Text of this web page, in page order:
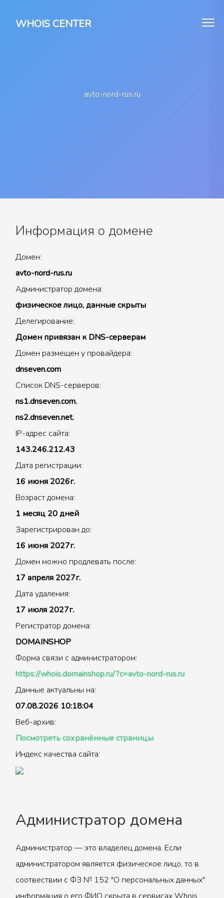
WHOIS CENTER
avto-nord-rus.ru
Информация о домене
Домен:
avto-nord-rus.ru
Администратор домена:
физическое лицо, данные скрыты
Делегирование:
Домен привязан к DNS-серверам
Домен размещен у провайдера:
dnseven.com
Список DNS-серверов:
ns1.dnseven.com.
ns2.dnseven.net.
IP-адрес сайта:
143.246.212.43
Дата регистрации:
16 июня 2026г.
Возраст домена:
1 месяц 20 дней
Зарегистрирован до:
16 июня 2027г.
Домен можно продлевать после:
17 апреля 2027г.
Дата удаления:
17 июля 2027г.
Регистратор домена:
DOMAINSHOP
Форма связи с администратором:
https://whois.domainshop.ru/?c=avto-nord-rus.ru
Данные актуальны на:
07.08.2026 10:18:04
Веб-архив:
Посмотреть сохранённые страницы
Индекс качества сайта:
Администратор домена
Администратор — это владелец домена. Если
администратором является физическое лицо, то в
соотвествии с ФЗ № 152 "О персональных данных"